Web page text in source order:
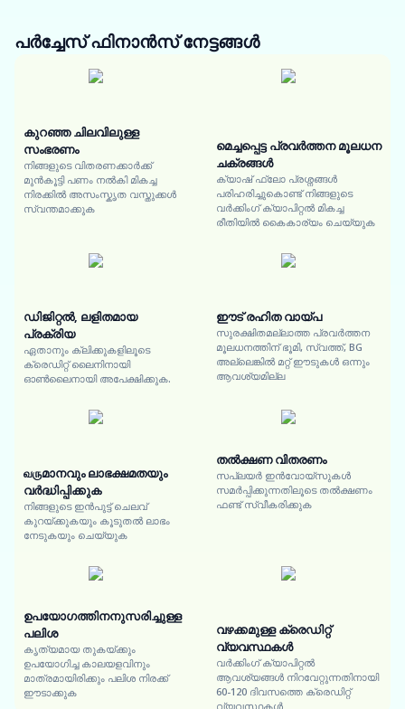
പർച്ചേസ് ഫിനാൻസ്നേട്ടങ്ങൾ
കുറഞ്ഞ ചിലവിലുള്ള
സംഭരണം
നിങ്ങളുടെ വിതരണക്കാർക്ക്
മുൻകൂട്ടി പണം നൽകി മികച്ച
നിരക്കിൽ അസംസ്കൃത വസ്തുക്കൾ
സ്വന്തമാക്കുക
മെച്ചപ്പെട്ട പ്രവർത്തന മൂലധന
ചക്രങ്ങൾ
ക്യാഷ് ഫ്ലോ പ്രശ്നങ്ങൾ
പരിഹരിച്ചുകൊണ്ട് നിങ്ങളുടെ
വർക്കിംഗ് ക്യാപിറ്റൽ മികച്ച
രീതിയിൽ കൈകാര്യം ചെയ്യുക
ഡിജിറ്റൽ, ലളിതമായ
പ്രക്രിയ
ഏതാനും ക്ലിക്കുകളിലൂടെ
ക്രെഡിറ്റ് ലൈനിനായി
ഓൺലൈനായി അപേക്ഷിക്കുക.
ഈട് രഹിത വായ്പ
സുരക്ഷിതമല്ലാത്ത പ്രവർത്തന
മൂലധനത്തിന് ഭൂമി, സ്വത്ത്, BG
അല്ലെങ്കിൽ മറ്റ് ഈടുകൾ ഒന്നും
ആവശ്യമില്ല
வருമാനവും ലാഭക്ഷമതയും
വർദ്ധിപ്പിക്കുക
നിങ്ങളുടെ ഇൻപുട്ട് ചെലവ്
കുറയ്ക്കുകയും കൂടുതൽ ലാഭം
നേടുകയും ചെയ്യുക
തൽക്ഷണ വിതരണം
സപ്ലയർ ഇൻവോയ്സുകൾ
സമർപ്പിക്കുന്നതിലൂടെ തൽക്ഷണം
ഫണ്ട് സ്വീകരിക്കുക
ഉപയോഗത്തിനനുസരിച്ചുള്ള
പലിശ
കൃത്യമായ തുകയ്ക്കും
ഉപയോഗിച്ച കാലയളവിനും
മാത്രമായിരിക്കും പലിശ നിരക്ക്
ഈടാക്കുക
വഴക്കമുള്ള ക്രെഡിറ്റ്
വ്യവസ്ഥകൾ
വർക്കിംഗ് ക്യാപിറ്റൽ
ആവശ്യങ്ങൾ നിറവേറ്റുന്നതിനായി
60-120 ദിവസത്തെ ക്രെഡിറ്റ്
വ്യവസ്ഥകൾ